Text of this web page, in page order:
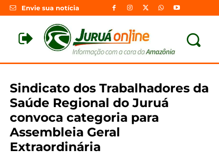
Envie sua notícia
Sindicato dos Trabalhadores da
Saúde Regional do Juruá
convoca categoria para
Assembleia Geral
Extraordinária